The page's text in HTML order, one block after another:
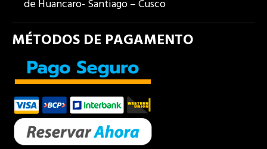
de Huancaro- Santiago – Cusco
MÉTODOS DE PAGAMENTO